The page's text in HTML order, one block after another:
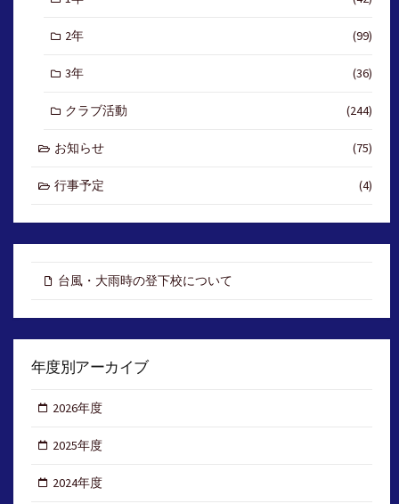
2年 (99)
3年 (36)
クラブ活動 (244)
お知らせ (75)
行事予定 (4)
台風・大雨時の登下校について
年度別アーカイブ
2026年度
2025年度
2024年度